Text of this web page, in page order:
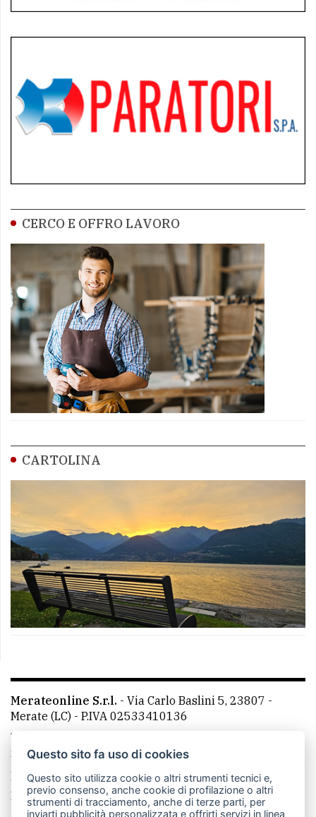
CERCO E OFFRO LAVORO
CARTOLINA
Merateonline S.r.l. - Via Carlo Baslini 5, 23807 -
Merate (LC) - P.IVA 02533410136
Telefono:
mail: redazione@leccoonline.com
La redazione
MerateOnline CasateOnline
RSS
Made by VIP
Questo sito fa uso di cookies
Questo sito utilizza cookie o altri strumenti tecnici e,
previo consenso, anche cookie di profilazione o altri
strumenti di tracciamento, anche di terze parti, per
inviarti pubblicità personalizzata e offrirti servizi in linea